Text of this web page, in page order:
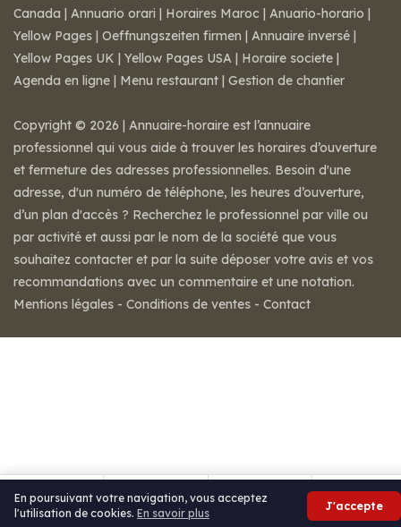
Appeler Itinéraire Avis
En poursuivant votre navigation, vous acceptez
l'utilisation de cookies. En savoir plus
J'accepte
Canada | Annuario orari | Horaires Maroc | Anuario-horario |
Yellow Pages | Oeffnungszeiten firmen | Annuaire inversé |
Yellow Pages UK | Yellow Pages USA | Horaire societe |
Agenda en ligne | Menu restaurant | Gestion de chantier
Copyright © 2026 | Annuaire-horaire est l’annuaire
professionnel qui vous aide à trouver les horaires d’ouverture
et fermeture des adresses professionnelles. Besoin d'une
adresse, d'un numéro de téléphone, les heures d’ouverture,
d’un plan d'accès ? Recherchez le professionnel par ville ou
par activité et aussi par le nom de la société que vous
souhaitez contacter et par la suite déposer votre avis et vos
recommandations avec un commentaire et une notation.
Mentions légales - Conditions de ventes - Contact